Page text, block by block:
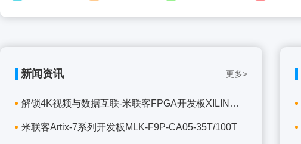
新闻资讯 更多>
解锁4K视频与数据互联-米联客FPGA开发板XILINX-M
米联客Artix-7系列开发板MLK-F9P-CA05-35T/100T